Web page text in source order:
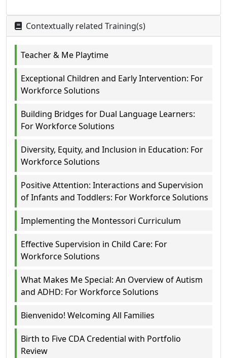
Contextually related Training(s)
Teacher & Me Playtime
Exceptional Children and Early Intervention: For
Workforce Solutions
Building Bridges for Dual Language Learners:
For Workforce Solutions
Diversity, Equity, and Inclusion in Education: For
Workforce Solutions
Positive Attention: Interactions and Supervision
of Infants and Toddlers: For Workforce Solutions
Implementing the Montessori Curriculum
Effective Supervision in Child Care: For
Workforce Solutions
What Makes Me Special: An Overview of Autism
and ADHD: For Workforce Solutions
Bienvenido! Welcoming All Families
Birth to Five CDA Credential with Portfolio
Review